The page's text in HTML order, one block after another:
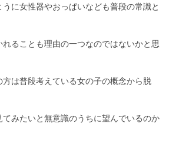
に女性器やおっぱいなども普段の常識と
ることも理由の一つなのではないかと思
は普段考えている女の子の概念から脱
みたいと無意識のうちに望んでいるのか